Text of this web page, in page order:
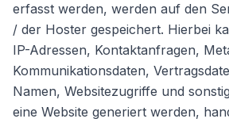
erfasst werden, werden auf den
/ der Hoster gespeichert. Hierbei
IP-Adressen, Kontaktanfragen,
Kommunikationsdaten,
Namen, Websitezugriffe und
eine Website generiert werden,